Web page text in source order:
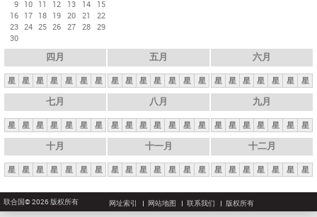
9 10 11 12 13 14
15
16 17 18 19 20 21
22
23 24 25 26 27 28 29
30
四月
星 星 星 星 星 星 星
五月
星 星 星 星 星 星 星
六月
星 星 星 星 星 星 星
七月
星 星 星 星 星 星 星
八月
星 星 星 星 星 星 星
九月
星 星 星 星 星 星 星
十月
星 星 星 星 星 星 星
十一月
星 星 星 星 星 星 星
十二月
星 星 星 星 星 星 星
联合国© 2026 版权所有 网址索引 网站地图 联系我们 版权所有